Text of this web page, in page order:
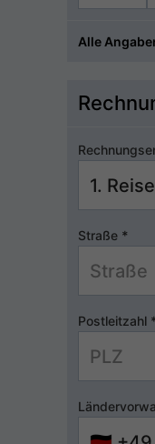
Alle
Straße *
Postleitzahl